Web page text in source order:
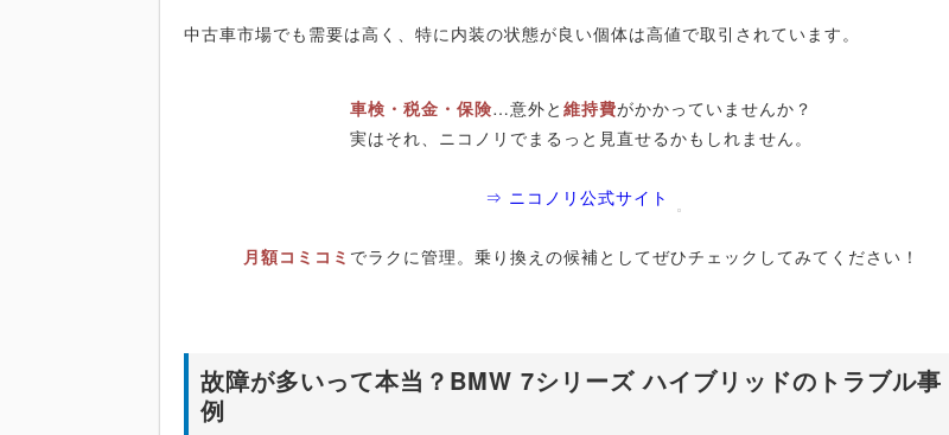
中古車市場でも需要は高く、特に内装の状態が良い個体は高値で取引されています。
車検・税金・保険…意外と 維持費がかかっていませんか？
実はそれ、ニコノリでまるっと見直せるかもしれません。
⇒ ニコノリ公式サイト
月額コミコミ でラクに管理。乗り換えの候補としてぜひチェックしてみてください！
故障が多いって本当？BMW 7シリーズ ハイブリッドのトラブル事
例